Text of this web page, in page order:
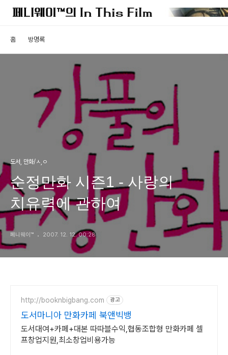
홈 방명록
도서, 만화/ㅅ,ㅇ
순정만화 시즌1 - 사랑의
치유력에 관하여
페니웨이™ 2007. 12. 12. 00:28
http://booknbigbang.com 광고
도서마니아 만화카페 북앤빅뱅
도서대여+카페+대본 따따블수익,협동조합형 만화카페 셀
프창업지원,최소창업비용가능